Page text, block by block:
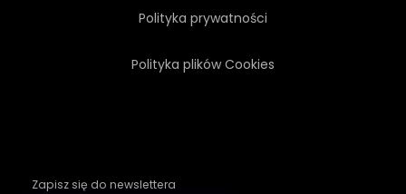
Polityka prywatności
Polityka plików Cookies
Zapisz się do newslettera